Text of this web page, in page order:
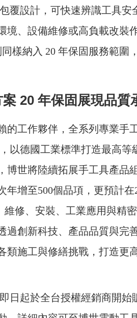
覆設計，可快速辨識工具安
境、設備維修或高負載改裝
樣納入 20 年保固服務範圍
20 年保固展現品質
的工作夥伴，全系列專業手
以德國工業標準打造最高等
博世將陸續拓展手工具產品
年增至500個品項，更預計
維修、安裝、工業應用與精
過創新科技、產品品質與完
類施工與修繕挑戰，打造更
日起於全台授權經銷商開始